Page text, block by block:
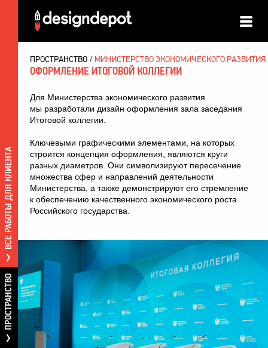
ВСЕ РАБОТЫ ДЛЯ КЛИЕНТА
ПРОСТРАНСТВО
ПРОСТРАНСТВО МИНИСТЕРСТВО ЭКОНОМИЧЕСКОГО РАЗВИТИЯ
ОФОРМЛЕНИЕ ИТОГОВОЙ КОЛЛЕГИИ
Для Министерства экономического развития
мы разработали дизайн оформления зала заседания
Итоговой коллегии.
Ключевыми графическими элементами, на которых
строится концепция оформления, являются круги
разных диаметров. Они символизируют пересечение
множества сфер и направлений деятельности
Министерства, а также демонстрируют его стремление
к обеспечению качественного экономического роста
Российского государства.